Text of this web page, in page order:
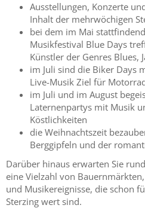
Ausstellungen, Konzerte
Inhalt der mehrwöchigen
bei dem im Mai
Musikfestival Blue Days
Künstler der Genres Blues,
im Juli sind die Biker Days
Live-Musik Ziel für
im Juli und im August
Laternenpartys mit Musik
Köstlichkeiten
die Weihnachtszeit
Berggipfeln und der
Darüber hinaus erwarten Sie
eine Vielzahl von
und Musikereignisse, die schon
Sterzing wert sind.